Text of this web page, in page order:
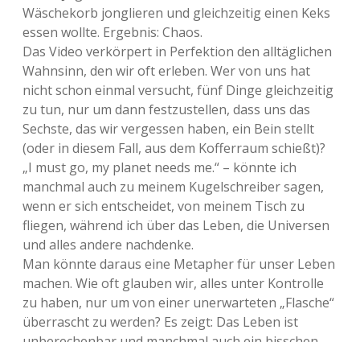
Wäschekorb jonglieren und gleichzeitig einen Keks
essen wollte. Ergebnis: Chaos.
Das Video verkörpert in Perfektion den alltäglichen
Wahnsinn, den wir oft erleben. Wer von uns hat
nicht schon einmal versucht, fünf Dinge gleichzeitig
zu tun, nur um dann festzustellen, dass uns das
Sechste, das wir vergessen haben, ein Bein stellt
(oder in diesem Fall, aus dem Kofferraum schießt)?
„I must go, my planet needs me.“ – könnte ich
manchmal auch zu meinem Kugelschreiber sagen,
wenn er sich entscheidet, von meinem Tisch zu
fliegen, während ich über das Leben, die Universen
und alles andere nachdenke.
Man könnte daraus eine Metapher für unser Leben
machen. Wie oft glauben wir, alles unter Kontrolle
zu haben, nur um von einer unerwarteten „Flasche“
überrascht zu werden? Es zeigt: Das Leben ist